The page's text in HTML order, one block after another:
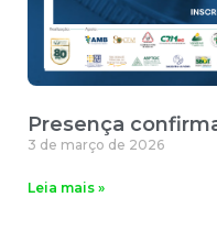
Presença
3 de março de 2026
Leia mais »